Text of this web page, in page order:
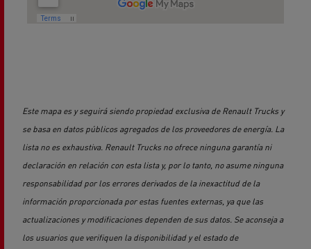
Este mapa es y seguirá siendo propiedad exclusiva de Renault Trucks y
se basa en datos públicos agregados de los proveedores de energía. La
lista no es exhaustiva. Renault Trucks no ofrece ninguna garantía ni
declaración en relación con esta lista y, por lo tanto, no asume ninguna
responsabilidad por los errores derivados de la inexactitud de la
información proporcionada por estas fuentes externas, ya que las
actualizaciones y modificaciones dependen de sus datos. Se aconseja a
los usuarios que verifiquen la disponibilidad y el estado de